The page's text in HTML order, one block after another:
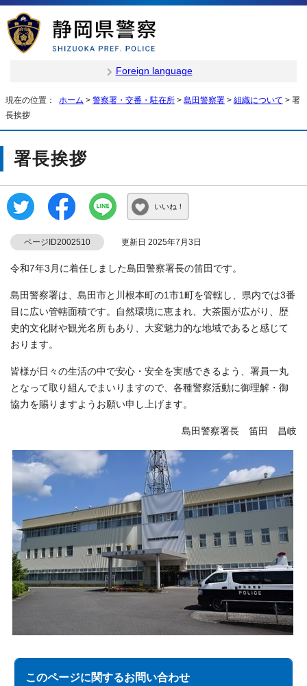
Foreign language
現在の位置： ホーム > 警察署・交番・駐在所 > 島田警察署 > 組織について > 署
長挨拶
署長挨拶
いいね！
ページID2002510 更新日 2025年7月3日
令和7年3月に着任しました島田警察署長の笛田です。
島田警察署は、島田市と川根本町の1市1町を管轄し、県内では3番
目に広い管轄面積です。自然環境に恵まれ、大茶園が広がり、歴
史的文化財や観光名所もあり、大変魅力的な地域であると感じて
おります。
皆様が日々の生活の中で安心・安全を実感できるよう、署員一丸
となって取り組んでまいりますので、各種警察活動に御理解・御
協力を賜りますようお願い申し上げます。
島田警察署長 笛田 昌岐
このページに関するお問い合わせ